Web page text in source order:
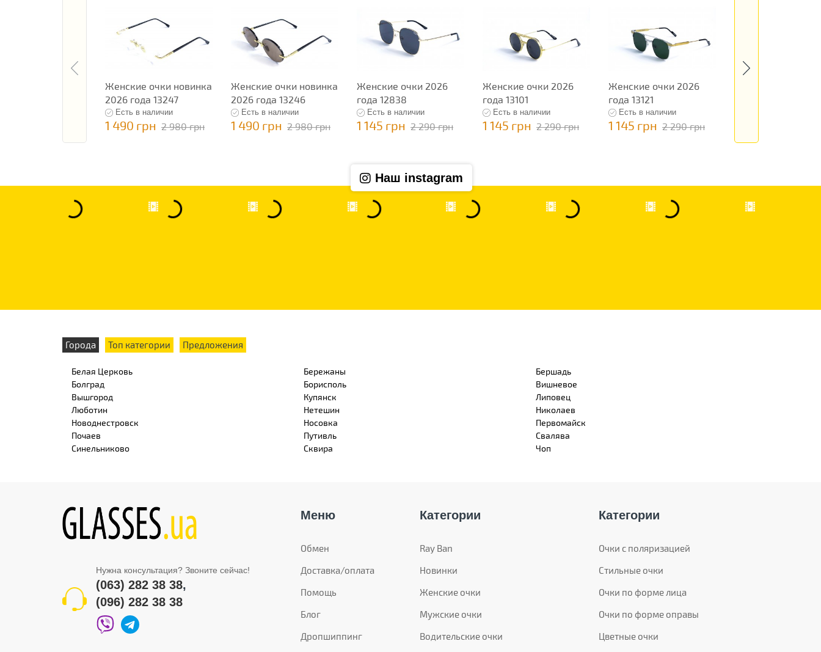
Женские очки новинка
2026 года 13247
Есть в наличии
1 490 грн 2 980 грн
Женские очки новинка
2026 года 13246
Есть в наличии
1 490 грн 2 980 грн
Женские очки 2026
года 12838
Есть в наличии
1 145 грн 2 290 грн
Женские очки 2026
года 13101
Есть в наличии
1 145 грн 2 290 грн
Женские очки 2026
года 13121
Есть в наличии
1 145 грн 2 290 грн
Наш instagram
Города Топ категории Предложения
Белая Церковь Бережаны
Бершадь
Болград
Борисполь
Вишневое
Вышгород
Купянск
Липовец
Люботин
Нетешин
Николаев
Новоднестровск
Носовка
Первомайск
Почаев
Путивль
Свалява
Синельниково
Сквира Чоп
Нужна консультация? Звоните сейчас!
(063) 282 38 38,
(096) 282 38 38
Меню
Обмен
Доставка/оплата
Помощь
Блог
Дропшиппинг
Категории
Ray Ban
Новинки
Женские очки
Мужские очки
Водительские очки
Категории
Очки с поляризацией
Стильные очки
Очки по форме лица
Очки по форме оправы
Цветные очки